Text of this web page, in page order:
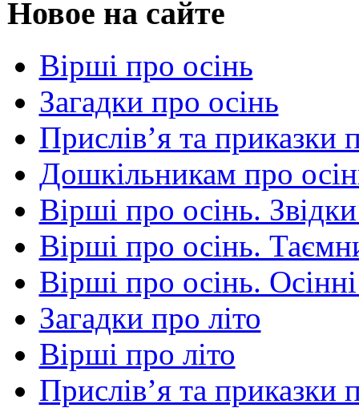
Новое на сайте
Вірші про осінь
Загадки про осінь
Прислів’я та приказки
Дошкільникам про
Вірші про осінь.
Вірші про осінь.
Вірші про осінь.
Загадки про літо
Вірші про літо
Прислів’я та приказки